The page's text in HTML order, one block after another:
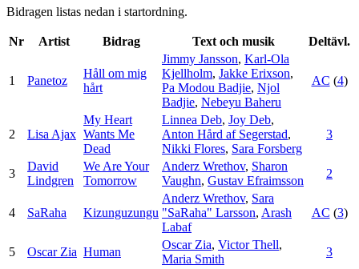
Bidragen listas nedan i startordning.
Nr Artist Bidrag Text och musik Deltävl.
1 Panetoz
Håll om mig
hårt
Jimmy Jansson, Karl-Ola
Kjellholm, Jakke Erixson,
Pa Modou Badjie, Njol
Badjie, Nebeyu Baheru
AC (4)
2 Lisa Ajax
My Heart
Wants Me
Dead
Linnea Deb, Joy Deb,
Anton Hård af Segerstad,
Nikki Flores, Sara Forsberg
3
3
David
Lindgren
We Are Your
Tomorrow
Anderz Wrethov, Sharon
Vaughn, Gustav Efraimsson
2
4 SaRaha Kizunguzungu
Anderz Wrethov, Sara
"SaRaha" Larsson, Arash
Labaf
AC (3)
5 Oscar Zia Human
Oscar Zia, Victor Thell,
Maria Smith
3